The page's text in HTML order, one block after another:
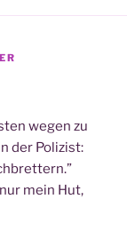
wegen zu
der Poli­zist:
mein Hut,